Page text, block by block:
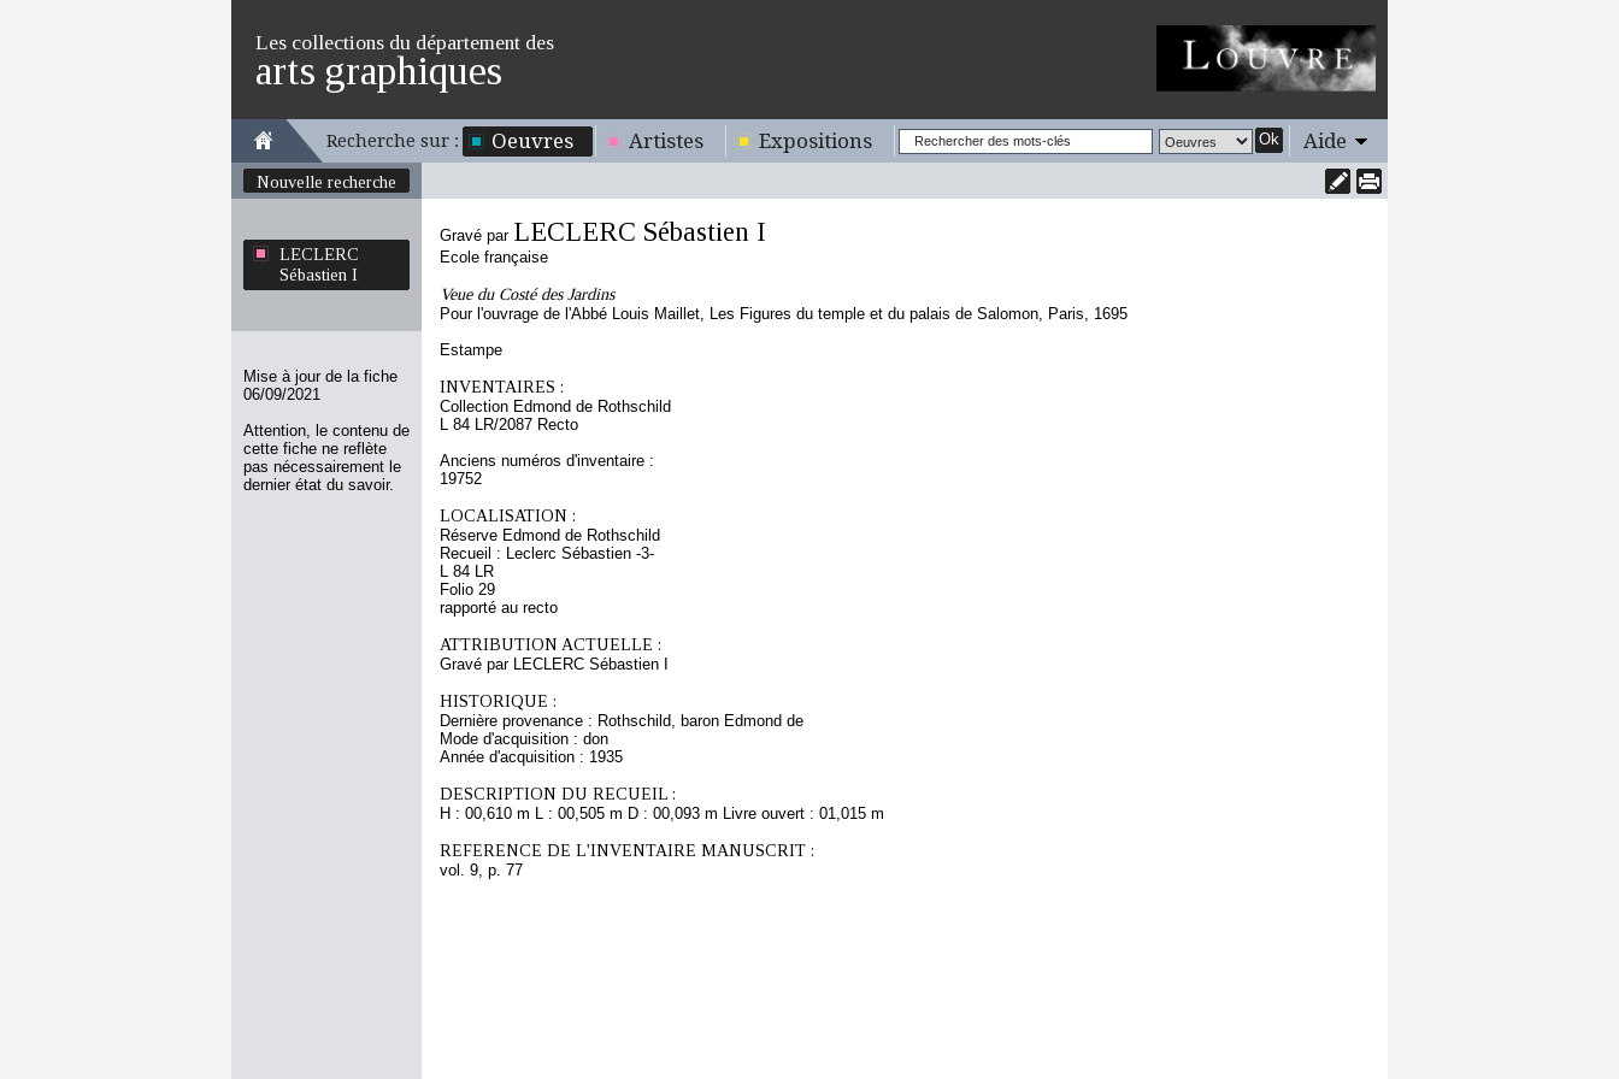
Les collections du département des
arts graphiques
Recherche sur : Oeuvres Artistes Expositions Ok Aide
Nouvelle recherche
LECLERC
Sébastien I
Mise à jour de la fiche
06/09/2021
Attention, le contenu de
cette fiche ne reflète
pas nécessairement le
dernier état du savoir.
Gravé par LECLERC Sébastien I
Ecole française
Veue du Costé des Jardins
Pour l'ouvrage de l'Abbé Louis Maillet, Les Figures du temple et du palais de Salomon, Paris, 1695
Estampe
INVENTAIRES :
Collection Edmond de Rothschild
L 84 LR/2087 Recto
Anciens numéros d'inventaire :
19752
LOCALISATION :
Réserve Edmond de Rothschild
Recueil : Leclerc Sébastien -3-
L 84 LR
Folio 29
rapporté au recto
ATTRIBUTION ACTUELLE :
Gravé par LECLERC Sébastien I
HISTORIQUE :
Dernière provenance : Rothschild, baron Edmond de
Mode d'acquisition : don
Année d'acquisition : 1935
DESCRIPTION DU RECUEIL :
H : 00,610 m L : 00,505 m D : 00,093 m Livre ouvert : 01,015 m
REFERENCE DE L'INVENTAIRE MANUSCRIT :
vol. 9, p. 77